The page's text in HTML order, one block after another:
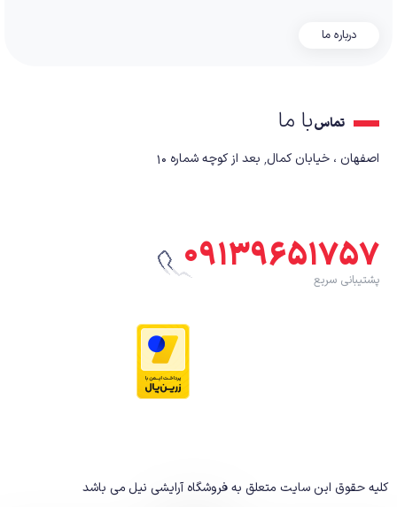
درباره ما
تماسبا ما
اصفهان ، خیابان کمال٬ بعد از کوچه شماره ۱۰
۰۹۱۳۹۶۵۱۷۵۷
پشتیبانی سریع
کلیه حقوق این سایت متعلق به فروشگاه آرایشی نیلمی باشد